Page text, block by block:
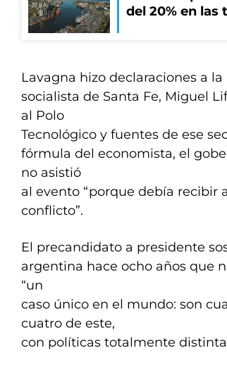
del 20% en las
Lavagna hizo declaraciones a
socialista de Santa Fe, Miguel
al Polo
Tecnológico y fuentes de ese
fórmula del economista, el
no asistió
al evento “porque debía recibir
conflicto”.
El precandidato a presidente
argentina hace ocho años que
“un
caso único en el mundo: son
cuatro de este,
con políticas totalmente